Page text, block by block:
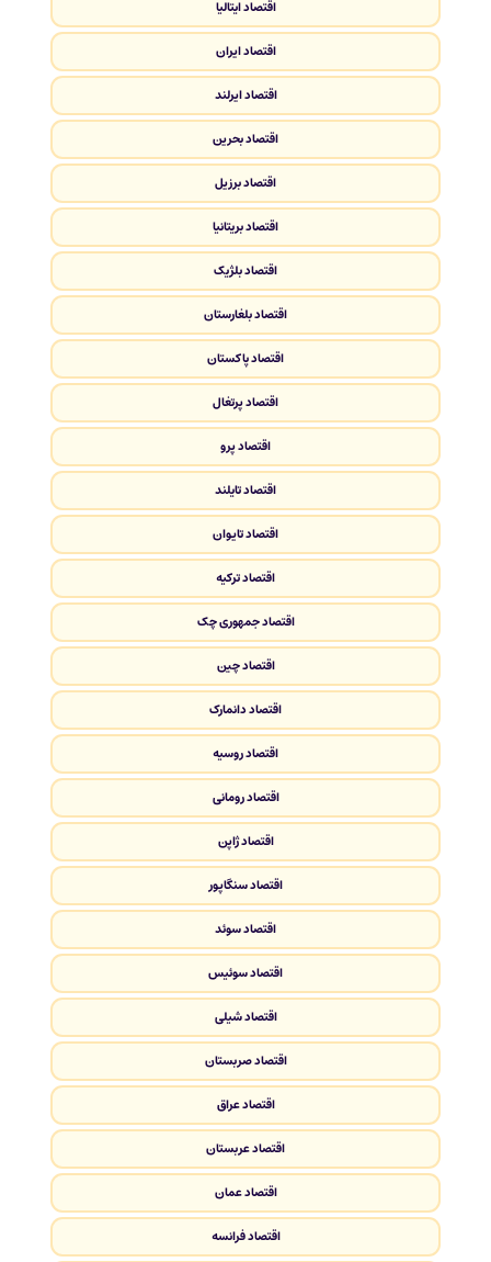
اقتصاد ایتالیا
اقتصاد ایران
اقتصاد ایرلند
اقتصاد بحرین
اقتصاد برزیل
اقتصاد بریتانیا
اقتصاد بلژیک
اقتصاد بلغارستان
اقتصاد پاکستان
اقتصاد پرتغال
اقتصاد پرو
اقتصاد تایلند
اقتصاد تایوان
اقتصاد ترکیه
اقتصاد جمهوری چک
اقتصاد چین
اقتصاد دانمارک
اقتصاد روسیه
اقتصاد رومانی
اقتصاد ژاپن
اقتصاد سنگاپور
اقتصاد سوئد
اقتصاد سوئیس
اقتصاد شیلی
اقتصاد صربستان
اقتصاد عراق
اقتصاد عربستان
اقتصاد عمان
اقتصاد فرانسه